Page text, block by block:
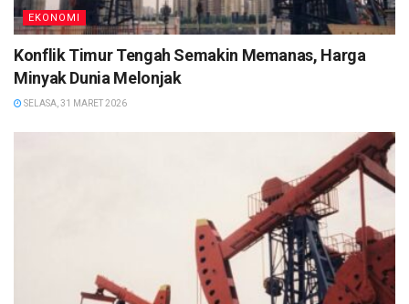
EKONOMI
Konflik Timur Tengah Semakin Memanas, Harga
Minyak Dunia Melonjak
SELASA, 31 MARET 2026